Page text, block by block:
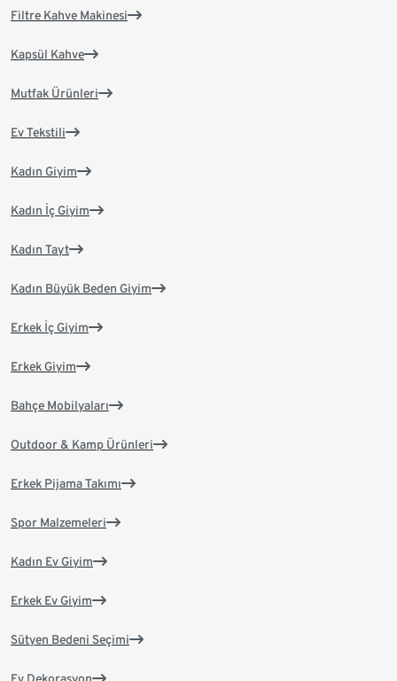
Filtre Kahve Makinesi
Kapsül Kahve
Mutfak Ürünleri
Ev Tekstili
Kadın Giyim
Kadın İç Giyim
Kadın Tayt
Kadın Büyük Beden Giyim
Erkek İç Giyim
Erkek Giyim
Bahçe Mobilyaları
Outdoor & Kamp Ürünleri
Erkek Pijama Takımı
Spor Malzemeleri
Kadın Ev Giyim
Erkek Ev Giyim
Sütyen Bedeni Seçimi